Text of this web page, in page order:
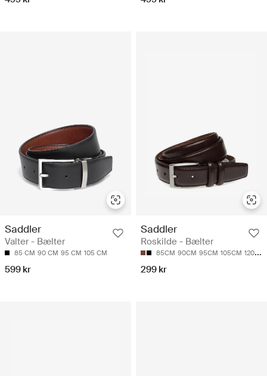
Saddler
Valter - Bælter
85 CM 90 CM 95 CM 105 CM
599 kr
Saddler
Roskilde - Bælter
85CM 90CM 95CM 105CM 120CM
299 kr